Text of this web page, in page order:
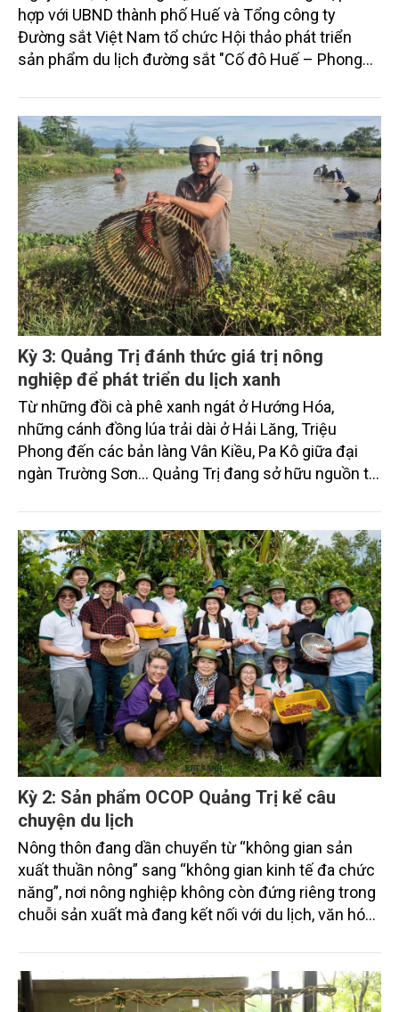
hợp với UBND thành phố Huế và Tổng công ty
Đường sắt Việt Nam tổ chức Hội thảo phát triển
sản phẩm du lịch đường sắt "Cố đô Huế – Phong
ký kết Biên bản ghi nhớ hợp tác giai đoạn 2026–
2030 nhằm phát triển tuyến tàu du lịch chuyên đề
đầu tiên kết nối chuỗi di sản, văn hóa và thiên nhiên
đặc sắc của miền Trung.
Kỳ 3: Quảng Trị đánh thức giá trị nông
nghiệp để phát triển du lịch xanh
Từ những đồi cà phê xanh ngát ở Hướng Hóa,
những cánh đồng lúa trải dài ở Hải Lăng, Triệu
Phong đến các bản làng Vân Kiều, Pa Kô giữa đại
ngàn Trường Sơn… Quảng Trị đang sở hữu nguồn tài
nghiệp, du lịch cộng đồng theo hướng bền vững.
Không chỉ tạo thêm sinh kế, nâng cao giá trị sản
xuất cho người dân nông thôn, hướng đi này còn
góp phần bảo tồn văn hóa bản địa, phát huy giá trị
sản phẩm OCOP và xây dựng nền kinh tế nông thôn
đa giá trị. Phóng viên (PV) Tạp chí Nông nghiệp và
Môi trường đã có cuộc trao đổi với ông Hồ Văn
Hoan, Phó Giám đốc Sở Văn hóa, Thể thao và Du
lịch tỉnh Quảng Trị về định hướng phát triển loại hình
du lịch giàu tiềm năng này.
Kỳ 2: Sản phẩm OCOP Quảng Trị kể câu
chuyện du lịch
Nông thôn đang dần chuyển từ “không gian sản
xuất thuần nông” sang “không gian kinh tế đa chức
năng”, nơi nông nghiệp không còn đứng riêng trong
chuỗi sản xuất mà đang kết nối với du lịch, văn hóa
sản phẩm OCOP trở thành một câu chuyện, mỗi
vùng quê trở thành một điểm đến và mỗi người
nông dân trở thành chủ thể của hành trình ấy, du